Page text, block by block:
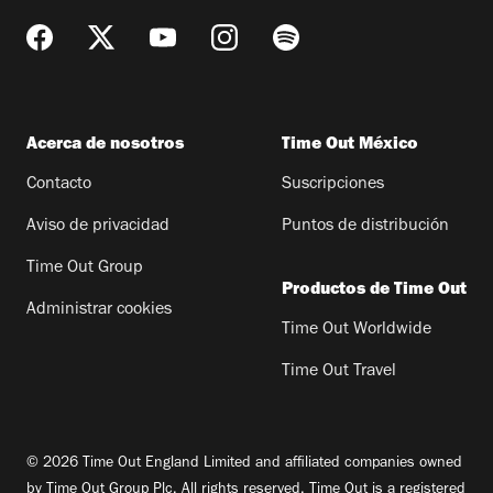
Acerca de nosotros
Contacto
Aviso de privacidad
Time Out Group
Administrar cookies
Time Out México
Suscripciones
Puntos de distribución
Productos de Time Out
Time Out Worldwide
Time Out Travel
© 2026 Time Out England Limited and affiliated companies owned